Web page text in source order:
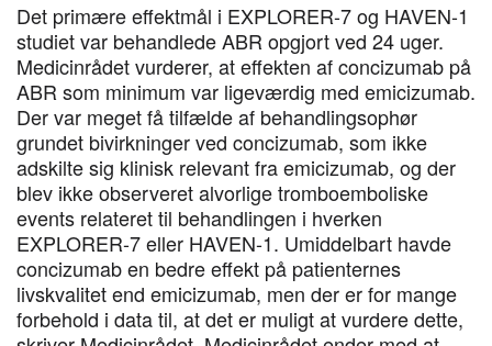
Det primære effektmål i EXPLORER-7 og HAVEN-1
studiet var behandlede ABR opgjort ved 24 uger.
Medicinrådet vurderer, at effekten af concizumab på
ABR som minimum var ligeværdig med emicizumab.
Der var meget få tilfælde af behandlingsophør
grundet bivirkninger ved concizumab, som ikke
adskilte sig klinisk relevant fra emicizumab, og der
blev ikke observeret alvorlige tromboemboliske
events relateret til behandlingen i hverken
EXPLORER-7 eller HAVEN-1. Umiddelbart havde
concizumab en bedre effekt på patienternes
livskvalitet end emicizumab, men der er for mange
forbehold i data til, at det er muligt at vurdere dette,